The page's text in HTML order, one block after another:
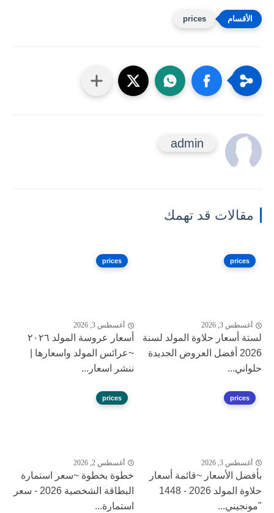
prices
admin
مقالات قد تهمك
prices
أغسطس 3, 2026
لستة أسعار حلاوة المولد لسنة
2026 أفضل العروض الجديدة
حلواني...
prices
أغسطس 3, 2026
أسعار عروسة المولد ٢٠٢٦
~عرائس المولد واسعارها |
ننشر اسعار...
prices
أغسطس 3, 2026
بأفضل الأسعار ~قائمة أسعار
حلاوة المولد 2026 - 1448
"مونجيني...
prices
أغسطس 2, 2026
خطوة بخطوة ~سعر استمارة
البطاقة الشخصية 2026 - سعر
استمارة...